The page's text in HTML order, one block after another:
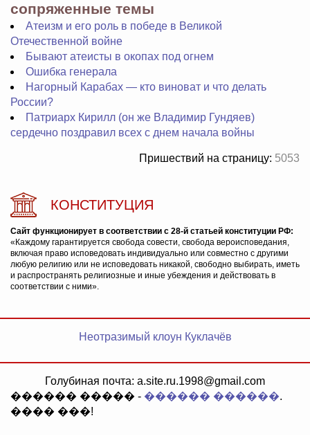
сопряженные темы
Атеизм и его роль в победе в Великой
Отечественной войне
Бывают атеисты в окопах под огнем
Ошибка генерала
Нагорный Карабах — кто виноват и что делать
России?
Патриарх Кирилл (он же Владимир Гундяев)
сердечно поздравил всех с днем начала войны
Пришествий на страницу: 5053
КОНСТИТУЦИЯ
Сайт функционирует в соответствии с 28-й статьей конституции РФ:
«Каждому гарантируется свобода совести, свобода вероисповедания,
включая право исповедовать индивидуально или совместно с другими
любую религию или не исповедовать никакой, свободно выбирать, иметь
и распространять религиозные и иные убеждения и действовать в
соответствии с ними».
Неотразимый клоун Куклачёв
Голубиная почта: a.site.ru.1998@gmail.com
������ ����� - ������ ������.
���� ���!